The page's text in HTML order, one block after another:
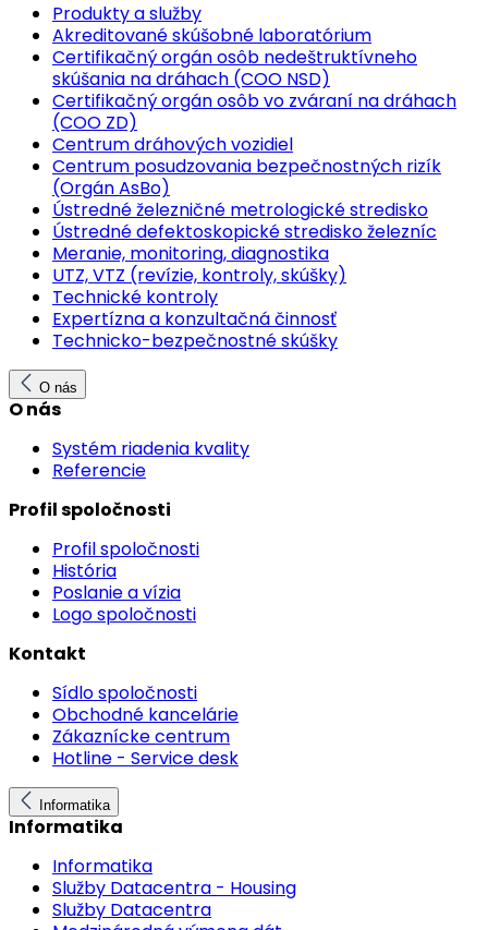
Produkty a služby
Akreditované skúšobné laboratórium
Certifikačný orgán osôb nedeštruktívneho
skúšania na dráhach (COO NSD)
Certifikačný orgán osôb vo zváraní na dráhach
(COO ZD)
Centrum dráhových vozidiel
Centrum posudzovania bezpečnostných rizík
(Orgán AsBo)
Ústredné železničné metrologické stredisko
Ústredné defektoskopické stredisko železníc
Meranie, monitoring, diagnostika
UTZ, VTZ (revízie, kontroly, skúšky)
Technické kontroly
Expertízna a konzultačná činnosť
Technicko-bezpečnostné skúšky
O nás
O nás
Systém riadenia kvality
Referencie
Profil spoločnosti
Profil spoločnosti
História
Poslanie a vízia
Logo spoločnosti
Kontakt
Sídlo spoločnosti
Obchodné kancelárie
Zákaznícke centrum
Hotline - Service desk
Informatika
Informatika
Informatika
Služby Datacentra - Housing
Služby Datacentra